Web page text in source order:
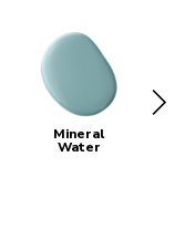
Mineral
Water